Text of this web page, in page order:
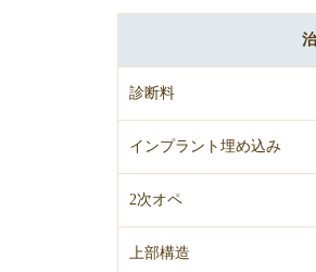
診断料
インプラント埋め込み
2次オペ
上部構造